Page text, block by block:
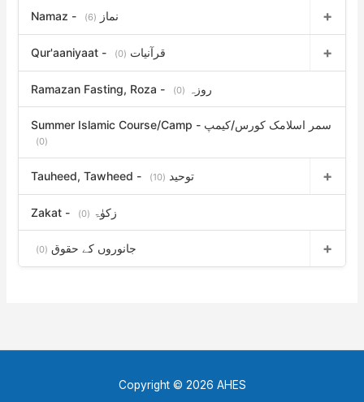
Namaz - نماز (6)
Qur'aaniyaat - قرآنیات (0)
Ramazan Fasting, Roza - روزہ (0)
Summer Islamic Course/Camp - سمر اسلامک کورس/کیمپ
(0)
Tauheed, Tawheed - توحید (10)
Zakat - زکوٰۃ (0)
جانوروں کے حقوق (0)
Copyright © 2026 AHES